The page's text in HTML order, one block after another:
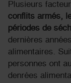
Plusieurs
conflits armés,
périodes de
dernières
alimentaires.
personnes ont
denrées